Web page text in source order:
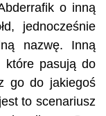
o inną
jednocześnie
nazwę. Inną
które pasują do
go do jakiegoś
to scenariusz